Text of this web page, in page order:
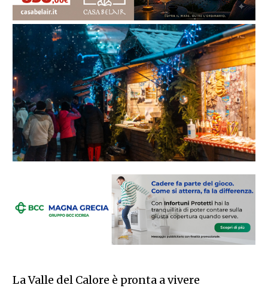
La Valle del Calore è pronta a vivere